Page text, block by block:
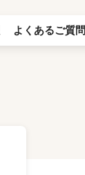
よくあるご質問